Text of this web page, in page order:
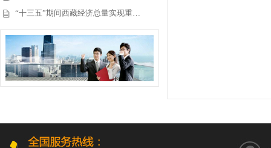
“十三五”期间西藏经济总量实现重…